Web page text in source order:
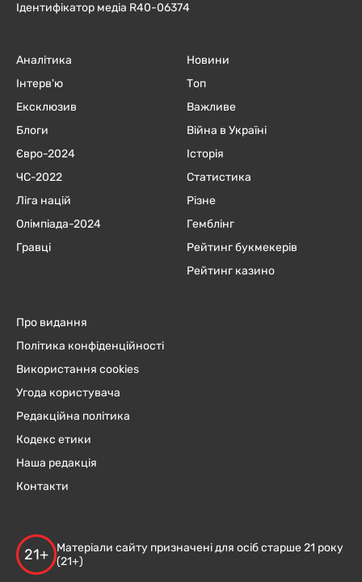
Ідентифікатор медіа R40-06374
Аналітика
Інтерв'ю
Ексклюзив
Блоги
Євро-2024
ЧC-2022
Ліга націй
Олімпіада-2024
Гравці
Новини
Топ
Важливе
Війна в Україні
Історія
Статистика
Різне
Гемблінг
Рейтинг букмекерів
Рейтинг казино
Про видання
Політика конфіденційності
Використання cookies
Угода користувача
Редакційна політика
Кодекс етики
Наша редакція
Контакти
21+
Матеріали сайту призначені для осіб старше 21 року
(21+)